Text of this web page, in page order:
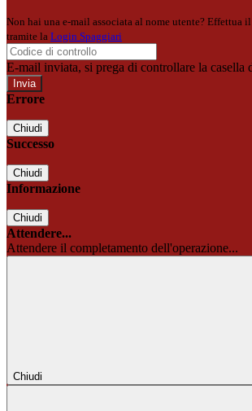
Non hai una e-mail associata al nome utente? Effettua
tramite la Login Spaggiari
E-mail inviata, si prega di controllare la casella
Errore
Chiudi
Successo
Chiudi
Informazione
Chiudi
Attendere...
Attendere il completamento dell'operazione...
Chiudi